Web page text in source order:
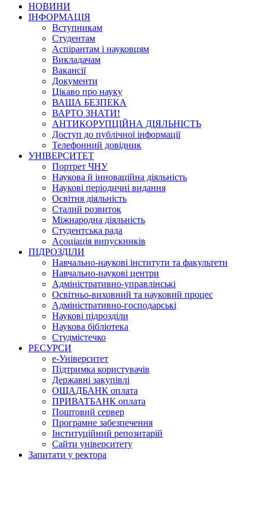
НОВИНИ
ІНФОРМАЦІЯ
Вступникам
Студентам
Аспірантам і науковцям
Викладачам
Вакансії
Документи
Цікаво про науку
ВАША БЕЗПЕКА
ВАРТО ЗНАТИ!
АНТИКОРУПЦІЙНА ДІЯЛЬНІСТЬ
Доступ до публічної інформації
Телефонний довідник
УНІВЕРСИТЕТ
Портрет ЧНУ
Наукова й інноваційна діяльність
Наукові періодичні видання
Освітня діяльність
Сталий розвиток
Міжнародна діяльність
Студентська рада
Асоціація випускників
ПІДРОЗДІЛИ
Навчально-наукові інститути та факультети
Навчально-наукові центри
Адміністративно-управлінські
Освітньо-виховний та науковий процес
Адміністративно-господарські
Наукові підрозділи
Наукова бібліотека
Студмістечко
РЕСУРСИ
е-Університет
Підтримка користувачів
Державні закупівлі
ОЩАДБАНК оплата
ПРИВАТБАНК оплата
Поштовий сервер
Програмне забезпечення
Інституційний репозитарій
Сайти університету
Запитати у ректора